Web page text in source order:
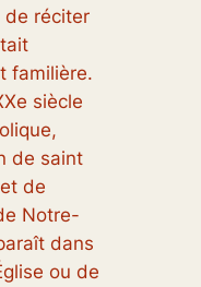
de réciter
familière.
siècle
de saint
de
Notre-
dans
ou de